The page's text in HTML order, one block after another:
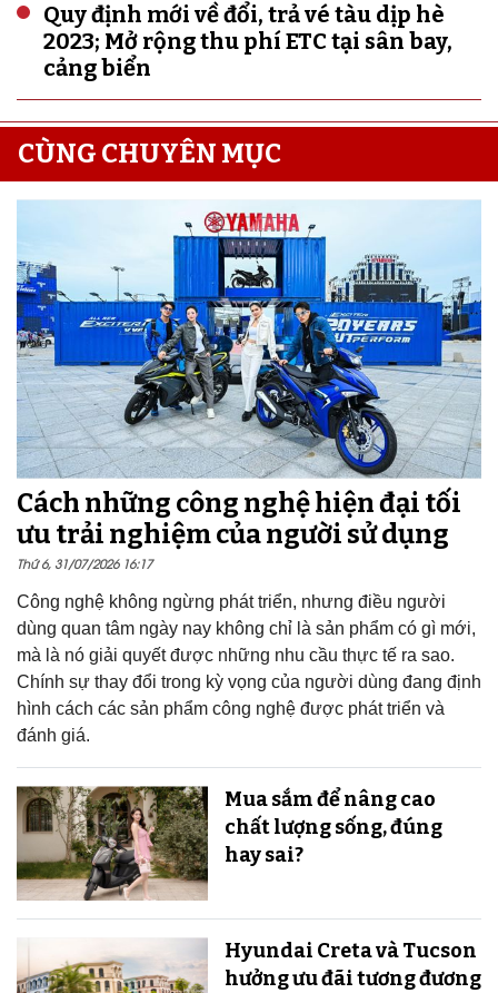
Quy định mới về đổi, trả vé tàu dịp hè
2023; Mở rộng thu phí ETC tại sân bay,
cảng biển
CÙNG CHUYÊN MỤC
Cách những công nghệ hiện đại tối
ưu trải nghiệm của người sử dụng
Thứ 6, 31/07/2026 16:17
Công nghệ không ngừng phát triển, nhưng điều người
dùng quan tâm ngày nay không chỉ là sản phẩm có gì mới,
mà là nó giải quyết được những nhu cầu thực tế ra sao.
Chính sự thay đổi trong kỳ vọng của người dùng đang định
hình cách các sản phẩm công nghệ được phát triển và
đánh giá.
Mua sắm để nâng cao
chất lượng sống, đúng
hay sai?
Hyundai Creta và Tucson
hưởng ưu đãi tương đương